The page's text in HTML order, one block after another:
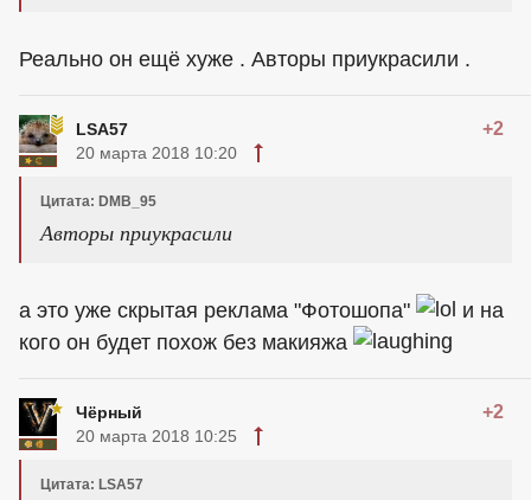
Реально он ещё хуже . Авторы приукрасили .
LSA57 +2
20 марта 2018 10:20
Цитата: DMB_95
Авторы приукрасили
а это уже скрытая реклама "Фотошопа"
и на
кого он будет похож без макияжа
Чёрный +2
20 марта 2018 10:25
Цитата: LSA57